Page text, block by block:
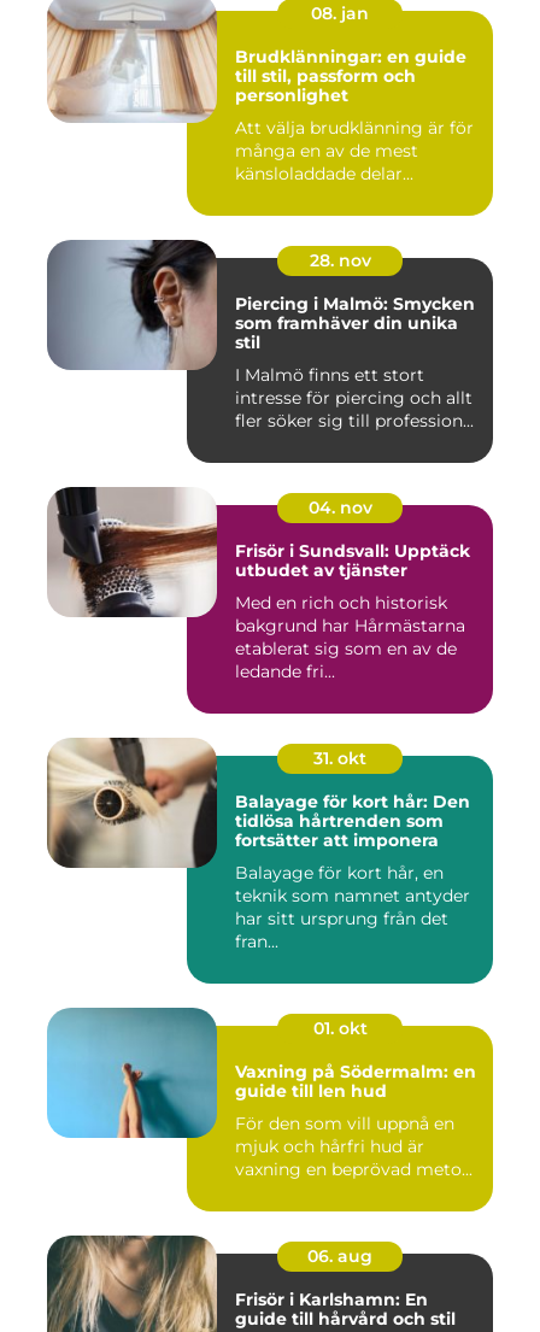
08. jan
Brudklänningar: en guide
till stil, passform och
personlighet
Att välja brudklänning är för
många en av de mest
känsloladdade delar...
28. nov
Piercing i Malmö: Smycken
som framhäver din unika
stil
I Malmö finns ett stort
intresse för piercing och allt
fler söker sig till profession...
04. nov
Frisör i Sundsvall: Upptäck
utbudet av tjänster
Med en rich och historisk
bakgrund har Hårmästarna
etablerat sig som en av de
ledande fri...
31. okt
Balayage för kort hår: Den
tidlösa hårtrenden som
fortsätter att imponera
Balayage för kort hår, en
teknik som namnet antyder
har sitt ursprung från det
fran...
01. okt
Vaxning på Södermalm: en
guide till len hud
För den som vill uppnå en
mjuk och hårfri hud är
vaxning en beprövad meto...
06. aug
Frisör i Karlshamn: En
guide till hårvård och stil